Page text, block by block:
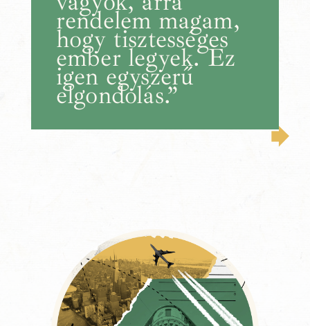
rendelem magam,
hogy tisztességes
ember legyek. Ez
igen egyszerű
elgondolás.”